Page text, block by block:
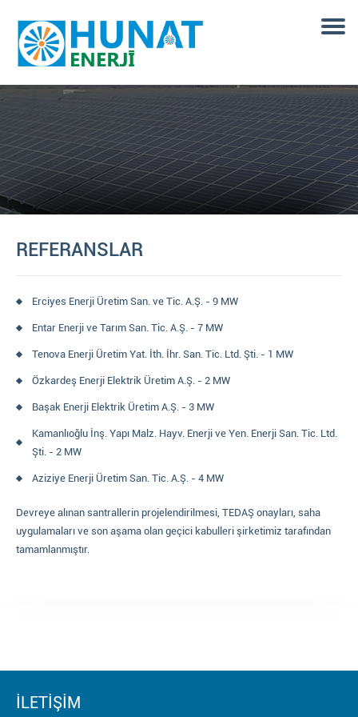
REFERANSLAR
Erciyes Enerji Üretim San. ve Tic. A.Ş. - 9 MW
Entar Enerji ve Tarım San. Tic. A.Ş. - 7 MW
Tenova Enerji Üretim Yat. İth. İhr. San. Tic. Ltd. Şti. - 1 MW
Özkardeş Enerji Elektrik Üretim A.Ş. - 2 MW
Başak Enerji Elektrik Üretim A.Ş. - 3 MW
Kamanlıoğlu İnş. Yapı Malz. Hayv. Enerji ve Yen. Enerji San. Tic. Ltd.
Şti. - 2 MW
Aziziye Enerji Üretim San. Tic. A.Ş. - 4 MW
Devreye alınan santrallerin projelendirilmesi, TEDAŞ onayları, saha
uygulamaları ve son aşama olan geçici kabulleri şirketimiz tarafından
tamamlanmıştır.
İLETİŞİM